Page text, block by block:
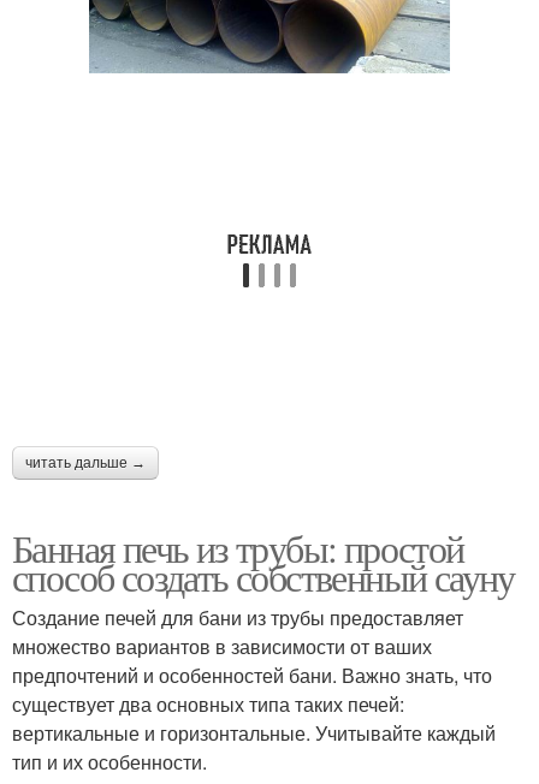
читать дальше →
Банная печь из трубы: простой
способ создать собственный сауну
Создание печей для бани из трубы предоставляет
множество вариантов в зависимости от ваших
предпочтений и особенностей бани. Важно знать, что
существует два основных типа таких печей:
вертикальные и горизонтальные. Учитывайте каждый
тип и их особенности.